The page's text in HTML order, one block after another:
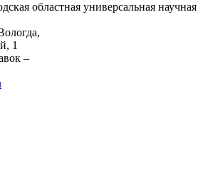
областная универсальная научная
1
–